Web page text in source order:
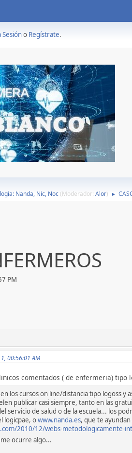
Sesióno Regístrate.
Nanda, Nic, Noc (Moderador: Alor) ►
PM
00:56:01 AM
comentados ( de enfermeria) tipo
los cursos on line/distancia tipo logoss y
publicar casi siempre, tanto en las
servicio de salud o de la escuela... los
logicpae, owww.nanda.es, que te
2010/12/webs-metodologicamente-
ocurre algo...